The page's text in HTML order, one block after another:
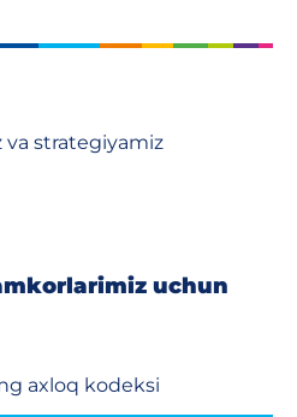
strategiyamiz
uchun
axloq kodeksi